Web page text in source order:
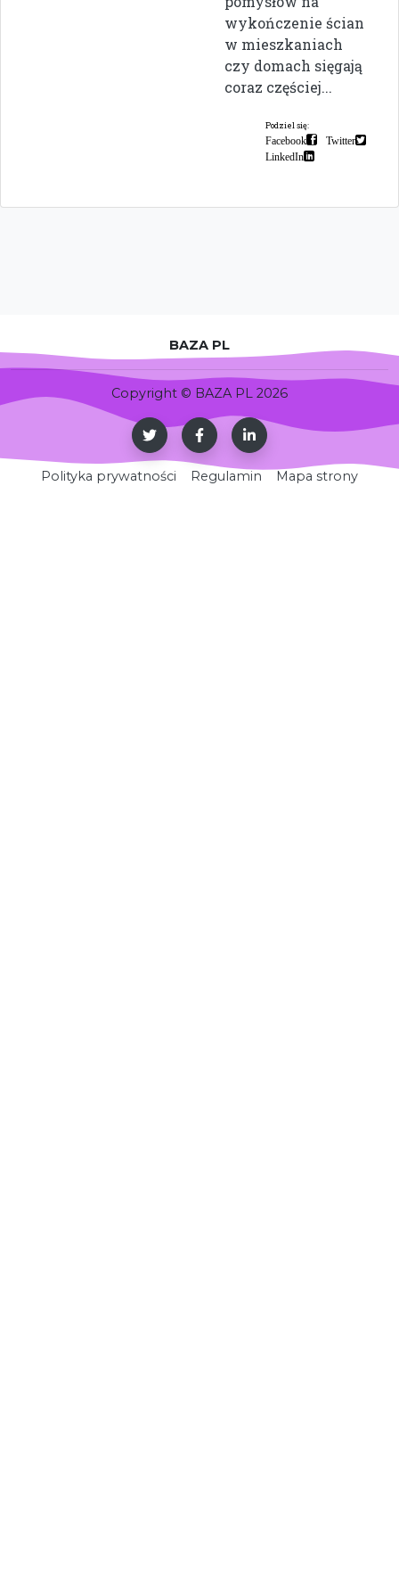
wykończenie ścian
w mieszkaniach
czy domach sięgają
coraz częściej...
Podziel się:
Facebook
Twitter
LinkedIn
BAZA PL
Copyright © BAZA PL 2026
Polityka prywatności Regulamin Mapa strony